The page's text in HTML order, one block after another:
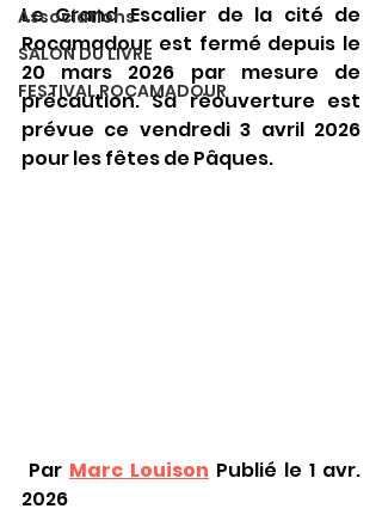
Associations
SALON DU LIVRE
FESTIVAL ROCAMADOUR
Le Grand Escalier de la cité de
Rocamadour est fermé depuis le
20 mars 2026 par mesure de
précaution. Sa réouverture est
prévue ce vendredi 3 avril 2026
pour les fêtes de Pâques.
Par Marc Louison Publié le 1 avr.
2026